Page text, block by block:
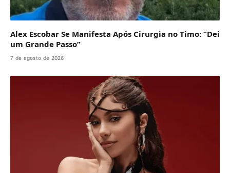
Alex Escobar Se Manifesta Após Cirurgia no Timo: “Dei
um Grande Passo”
7 de agosto de 2026